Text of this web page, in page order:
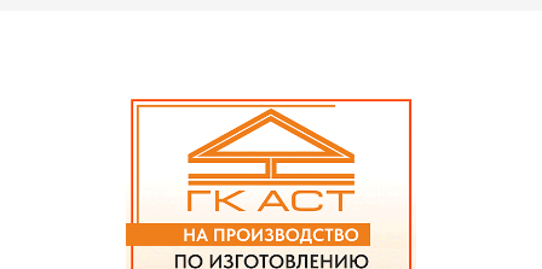
нарушения будут устранены, канатную
дорогу смогут открыть раньше
установленного предельного срока.
Таким образом, сроки возобновления
работы переправы зависят от фактического
устранения нарушений и результатов